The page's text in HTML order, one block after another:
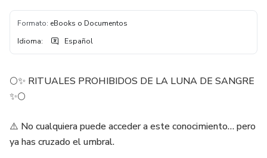
Formato: eBooks o Documentos
Idioma: Español
🌕✨ RITUALES PROHIBIDOS DE LA LUNA DE SANGRE
✨🌕
⚠️ No cualquiera puede acceder a este conocimiento… pero
ya has cruzado el umbral.